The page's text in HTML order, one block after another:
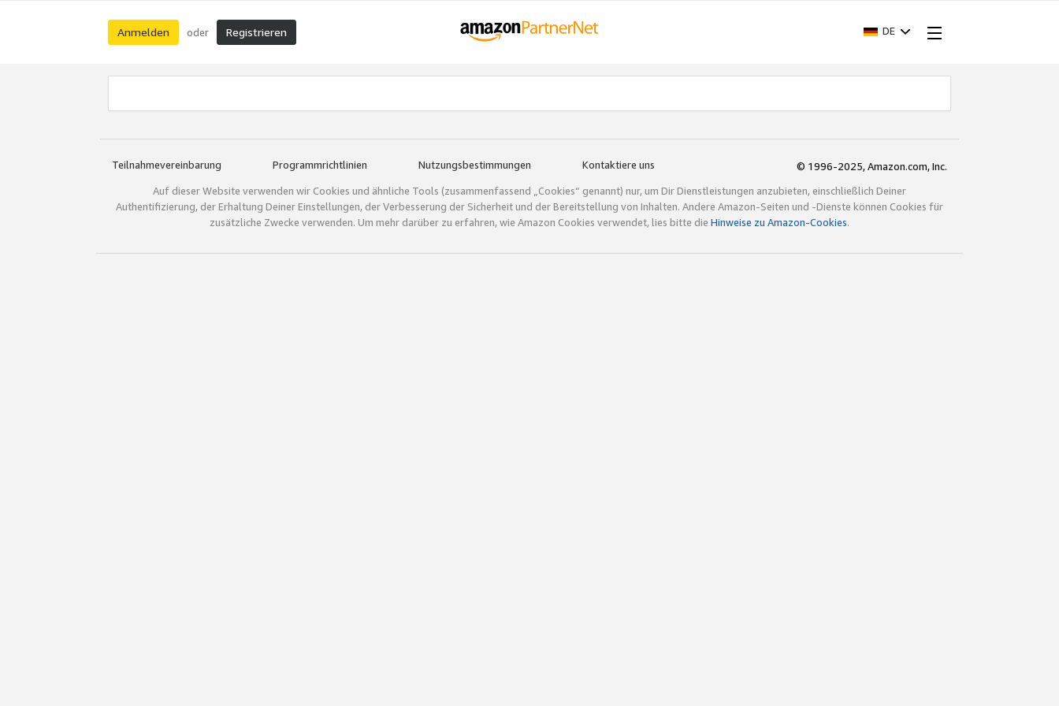
Anmelden oder Registrieren DE
Teilnahmevereinbarung Programmrichtlinien Nutzungsbestimmungen Kontaktiere uns
© 1996-2025, Amazon.com, Inc.
Auf dieser Website verwenden wir Cookies und ähnliche Tools (zusammenfassend „Cookies“ genannt) nur, um Dir Dienstleistungen anzubieten, einschließlich Deiner
Authentifizierung, der Erhaltung Deiner Einstellungen, der Verbesserung der Sicherheit und der Bereitstellung von Inhalten. Andere Amazon-Seiten und -Dienste können Cookies für
zusätzliche Zwecke verwenden. Um mehr darüber zu erfahren, wie Amazon Cookies verwendet, lies bitte die Hinweise zu Amazon-Cookies.